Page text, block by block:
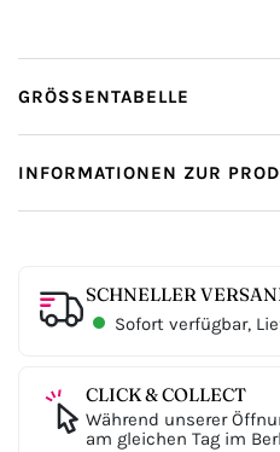
GRÖSSENTABELLE
INFORMATIONEN ZUR
SCHNELLER
Sofort verfügbar,
CLICK & COLLECT
Während unserer
am gleichen Tag im